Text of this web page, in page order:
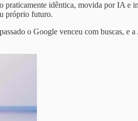
praticamente idêntica, movida por IA e
próprio futuro.
o Google venceu com buscas, e